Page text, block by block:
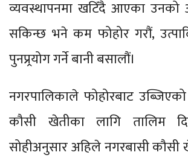
व्यवस्थापनमा खटिँदै आएका उनको
सकिन्छ भने कम फोहोर गरौं,
पुनप्र्रयोग गर्ने बानी बसालौं।
नगरपालिकाले फोहोरबाट
कौसी खेतीका लागि तालिम
सोहीअनुसार अहिले नगरबासी कौसी